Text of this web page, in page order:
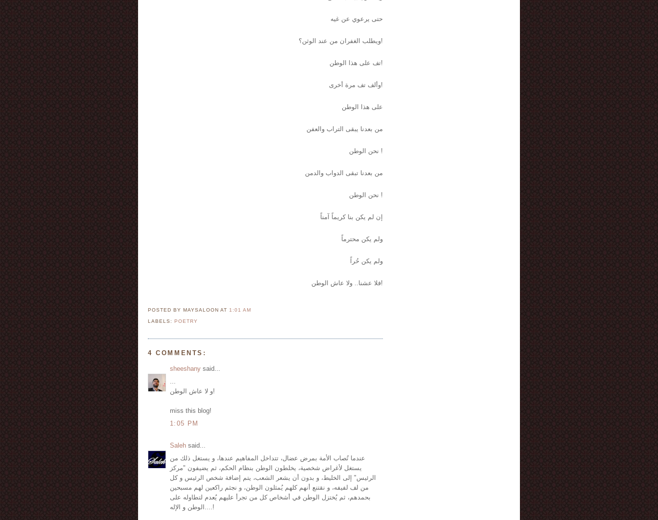
حتى يرعوي عن غيه
ويطلب الغفران من عند الوثن؟!
تف على هذا الوطن!
وألف تف مرة أخرى!
على هذا الوطن
من بعدنا يبقى التراب والعفن
نحن الوطن !
من بعدنا تبقى الدواب والدمن
نحن الوطن !
إن لم يكن بنا كريماً آمناً
ولم يكن محترماً
ولم يكن حُراً
فلا عشنا.. ولا عاش الوطن!
POSTED BY MAYSALOONAT 1:01 AM
LABELS:POETRY
4 COMMENTS:
sheeshany said...
...
و لا عاش الوطن!
miss this blog!
1:05 PM
Saleh said...
عندما تُصاب الأمة بمرض عضال، تتداخل المفاهيم عندها، و يستغل ذلك من
يستغل لأغراض شخصية، يخلطون الوطن بنظام الحكم، ثم يضيفون "مركز
الرئيس" إلى الخليط، و بدون أن يشعر الشعب، يتم إضافة شخص الرئيس و كل
من لف لفيفه، و نقتنع أنهم كلهم يُمثلون الوطن، و نجثم راكعين لهم مسبحين
بحمدهم، ثم يُختزل الوطن في أشخاص كل من تجرأ عليهم يُعدم لتطاوله على
الوطن و الإله....!